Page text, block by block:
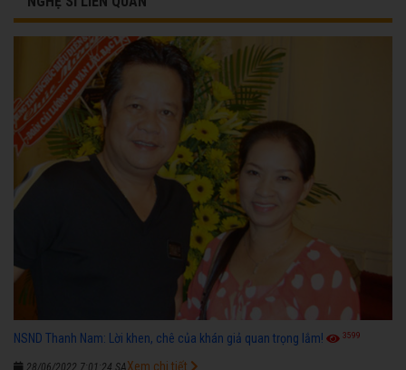
NSND Thanh Nam: Lời khen, chê của khán giả quan trọng lắm! 3599
28/06/2022 7:01:24 SAXem chi tiết